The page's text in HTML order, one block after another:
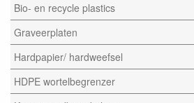
Bio- en recycle plastics
Graveerplaten
Hardpapier/ hardweefsel
HDPE wortelbegrenzer